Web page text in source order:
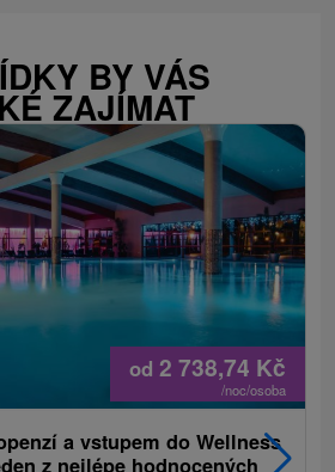
BY VÁS
ZAJÍMAT
od 2 738,74 Kč
/noc/osoba
a vstupem do Wellness
z nejlépe hodnocených